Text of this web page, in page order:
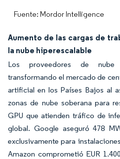
Fuente: Mordor Intelligence
Aumento de las cargas de
la nube hiperescalable
Los proveedores de nube
transformando el mercado de
artificial en los Países Bajos al
zonas de nube soberana para
GPU que atienden tráfico de
global. Google aseguró 478
exclusivamente para
Amazon comprometió EUR